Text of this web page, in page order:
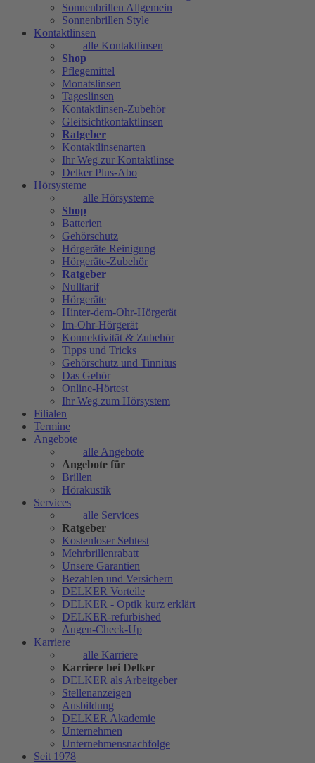
Sonnenbrillen Allgemein
Sonnenbrillen Style
Kontaktlinsen
alle Kontaktlinsen
Shop
Pflegemittel
Monatslinsen
Tageslinsen
Kontaktlinsen-Zubehör
Gleitsichtkontaktlinsen
Ratgeber
Kontaktlinsenarten
Ihr Weg zur Kontaktlinse
Delker Plus-Abo
Hörsysteme
alle Hörsysteme
Shop
Batterien
Gehörschutz
Hörgeräte Reinigung
Hörgeräte-Zubehör
Ratgeber
Nulltarif
Hörgeräte
Hinter-dem-Ohr-Hörgerät
Im-Ohr-Hörgerät
Konnektivität & Zubehör
Tipps und Tricks
Gehörschutz und Tinnitus
Das Gehör
Online-Hörtest
Ihr Weg zum Hörsystem
Filialen
Termine
Angebote
alle Angebote
Angebote für
Brillen
Hörakustik
Services
alle Services
Ratgeber
Kostenloser Sehtest
Mehrbrillenrabatt
Unsere Garantien
Bezahlen und Versichern
DELKER Vorteile
DELKER - Optik kurz erklärt
DELKER-refurbished
Augen-Check-Up
Karriere
alle Karriere
Karriere bei Delker
DELKER als Arbeitgeber
Stellenanzeigen
Ausbildung
DELKER Akademie
Unternehmen
Unternehmensnachfolge
Seit 1978